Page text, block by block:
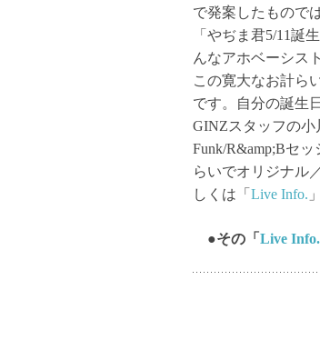
で発案したもので
「やぢま君5/11誕
んなアホベーシス
この寛大なお計ら
です。自分の誕生
GINZスタッフの小
Funk/R&amp;Bセ
らいでオリジナル
しくは「 Live Info.
●その「 Live Info.